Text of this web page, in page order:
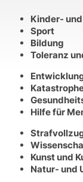
Kinder-
Sport
Bildung
Toleranz
Hilfe für
Kunst und
Natur- und